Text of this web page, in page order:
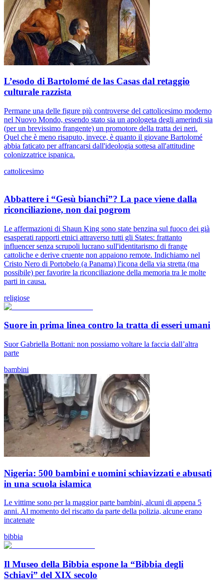
L’esodo di Bartolomé de las Casas dal retaggio
culturale razzista
Permane una delle figure più controverse del cattolicesimo moderno
nel Nuovo Mondo, essendo stato sia un apologeta degli amerindi sia
(per un brevissimo frangente) un promotore della tratta dei neri.
Quel che è meno risaputo, invece, è quanto il giovane Bartolomé
abbia faticato per affrancarsi dall'ideologia sottesa all'attitudine
colonizzatrice ispanica.
cattolicesimo
Abbattere i “Gesù bianchi”? La pace viene dalla
riconciliazione, non dai pogrom
Le affermazioni di Shaun King sono state benzina sul fuoco dei già
esasperati rapporti etnici attraverso tutti gli States: frattanto
influencer senza scrupoli lucrano sull'identitarismo di frange
cattoliche e derive cruente non appaiono remote. Indichiamo nel
Cristo Nero di Portobelo (a Panama) l'icona della via stretta (ma
possibile) per favorire la riconciliazione della memoria tra le molte
parti in causa.
religiose
Suore in prima linea contro la tratta di esseri umani
Suor Gabriella Bottani: non possiamo voltare la faccia dall’altra
parte
bambini
Nigeria: 500 bambini e uomini schiavizzati e abusati
in una scuola islamica
Le vittime sono per la maggior parte bambini, alcuni di appena 5
anni. Al momento del riscatto da parte della polizia, alcune erano
incatenate
bibbia
Il Museo della Bibbia espone la “Bibbia degli
Schiavi” del XIX secolo